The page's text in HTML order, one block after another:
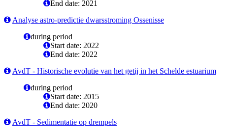
End date: 2021
Analyse astro-predictie dwarsstroming Ossenisse
during period
Start date: 2022
End date: 2022
AvdT - Historische evolutie van het getij in het Schelde estuarium
during period
Start date: 2015
End date: 2020
AvdT - Sedimentatie op drempels